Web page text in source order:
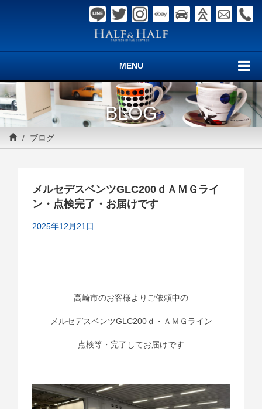
MENU
BLOG
ブログ
メルセデスベンツGLC200ｄＡＭＧライ
ン・点検完了・お届けです
2025年12月21日
高崎市のお客様よりご依頼中の
メルセデスベンツGLC200ｄ・ＡＭＧライン
点検等・完了してお届けです